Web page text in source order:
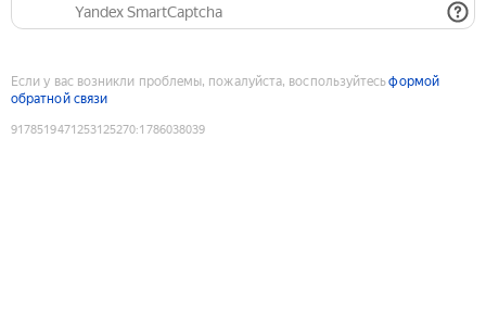
Yandex SmartCaptcha
Если у вас возникли проблемы, пожалуйста, воспользуйтесьформой
обратной связи
9178519471253125270:1786038039